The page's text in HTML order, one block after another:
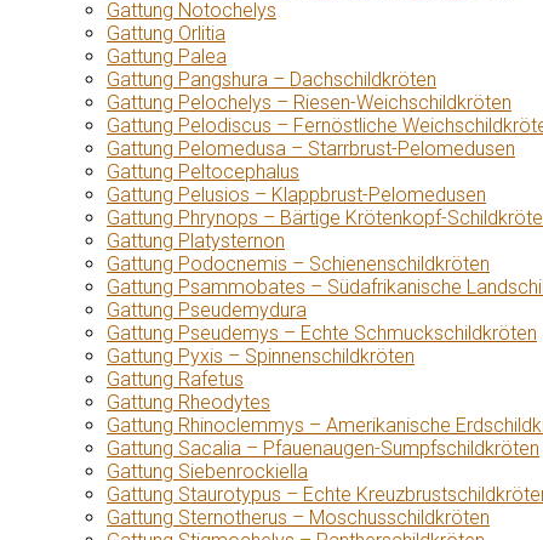
Gattung Notochelys
Gattung Orlitia
Gattung Palea
Gattung Pangshura – Dachschildkröten
Gattung Pelochelys – Riesen-Weichschildkröten
Gattung Pelodiscus – Fernöstliche
Gattung Pelomedusa – Starrbrust-Pelomedusen
Gattung Peltocephalus
Gattung Pelusios – Klappbrust-Pelomedusen
Gattung Phrynops – Bärtige Krötenkopf-
Gattung Platysternon
Gattung Podocnemis – Schienenschildkröten
Gattung Psammobates – Südafrikanische
Gattung Pseudemydura
Gattung Pseudemys – Echte Schmuckschildkröten
Gattung Pyxis – Spinnenschildkröten
Gattung Rafetus
Gattung Rheodytes
Gattung Rhinoclemmys – Amerikanische
Gattung Sacalia – Pfauenaugen-Sumpfschildkröten
Gattung Siebenrockiella
Gattung Staurotypus – Echte
Gattung Sternotherus – Moschusschildkröten